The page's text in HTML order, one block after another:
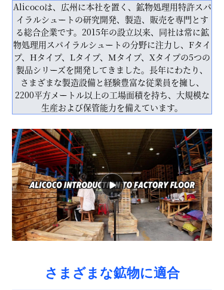
Alicocoは、広州に本社を置く、鉱物処理用特許スパ
イラルシュートの研究開発、製造、販売を専門とす
る総合企業です。2015年の設立以来、同社は常に鉱
物処理用スパイラルシュートの分野に注力し、Fタイ
プ、Hタイプ、Lタイプ、Mタイプ、Xタイプの5つの
製品シリーズを開発してきました。長年にわたり、
さまざまな製造設備と経験豊富な従業員を擁し、
2200平方メートル以上の工場面積を持ち、大規模な
生産および保管能力を備えています。
さまざまな鉱物に適合